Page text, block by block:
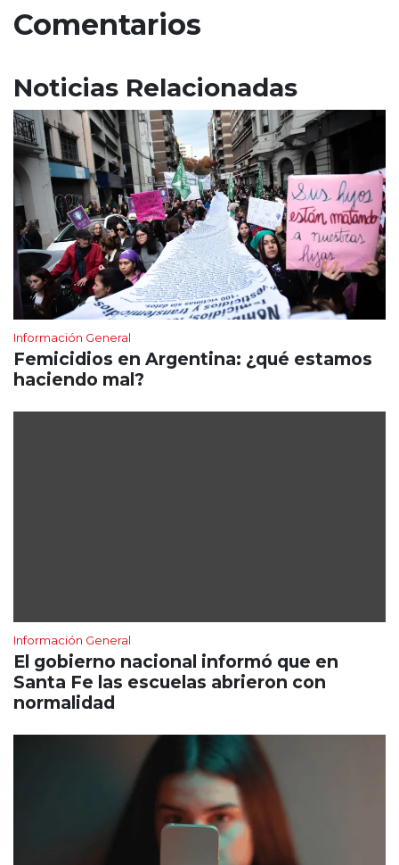
Comentarios
Noticias Relacionadas
Información General
Femicidios en Argentina: ¿qué estamos
haciendo mal?
Información General
El gobierno nacional informó que en
Santa Fe las escuelas abrieron con
normalidad